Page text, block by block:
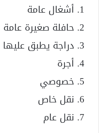
أشغال عامة
حافلة صغيرة عامة
دراجة يطبق عليها
أجرة
خصوصي
نقل خاص
نقل عام